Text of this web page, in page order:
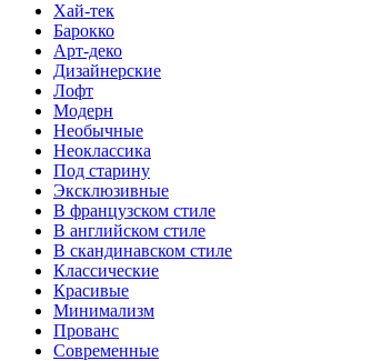
Хай-тек
Барокко
Арт-деко
Дизайнерские
Лофт
Модерн
Необычные
Неоклассика
Под старину
Эксклюзивные
В французском стиле
В английском стиле
В скандинавском стиле
Классические
Красивые
Минимализм
Прованс
Современные